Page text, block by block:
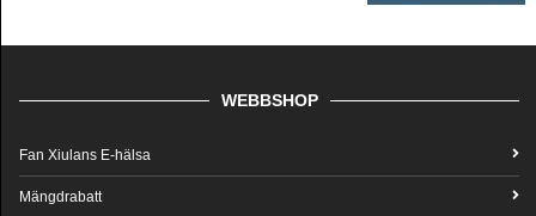
WEBBSHOP
Fan Xiulans E-hälsa
Mängdrabatt